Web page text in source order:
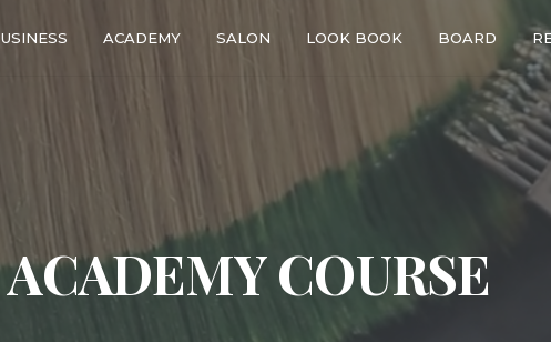
ACADEMY SALON LOOK BOOK BOARD
ACADEMY COURSE